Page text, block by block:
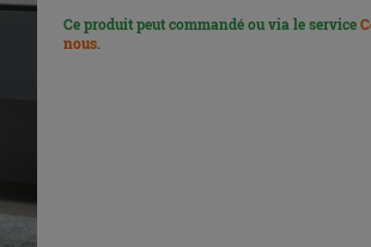
Ce produit peut commandé ou via le service
nous.